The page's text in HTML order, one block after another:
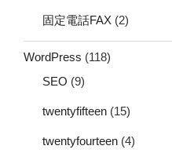
固定電話FAX (2)
WordPress (118)
SEO (9)
twentyfifteen (15)
twentyfourteen (4)